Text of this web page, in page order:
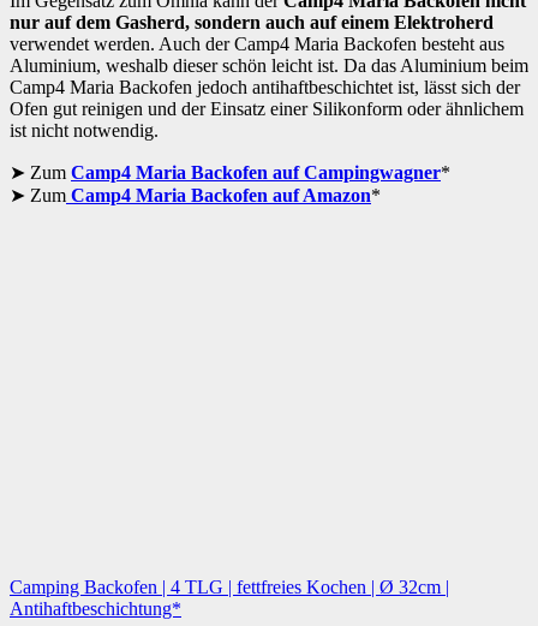
nur auf dem Gasherd, sondern auch auf einem Elektroherd
verwendet werden. Auch der Camp4 Maria Backofen besteht aus
Aluminium, weshalb dieser schön leicht ist. Da das Aluminium beim
Camp4 Maria Backofen jedoch antihaftbeschichtet ist, lässt sich der
Ofen gut reinigen und der Einsatz einer Silikonform oder ähnlichem
ist nicht notwendig.
Zum Camp4 Maria Backofen auf Campingwagner*
Zum Camp4 Maria Backofen auf Amazon*
Camping Backofen | 4 TLG | fettfreies Kochen | Ø 32cm |
Antihaftbeschichtung*